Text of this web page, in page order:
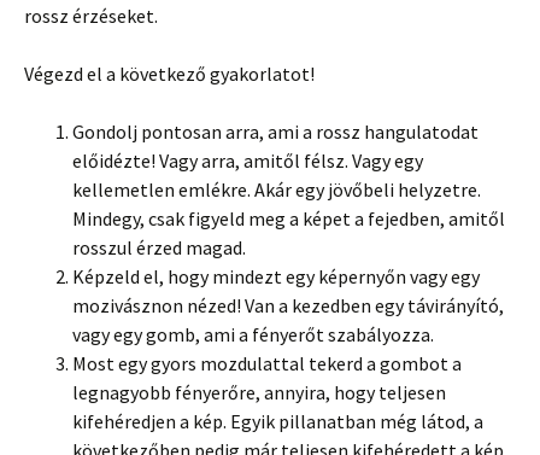
rossz érzéseket.
Végezd el a következő gyakorlatot!
Gondolj pontosan arra, ami a rossz hangulatodat
előidézte! Vagy arra, amitől félsz. Vagy egy
kellemetlen emlékre. Akár egy jövőbeli helyzetre.
Mindegy, csak figyeld meg a képet a fejedben, amitől
rosszul érzed magad.
Képzeld el, hogy mindezt egy képernyőn vagy egy
mozivásznon nézed! Van a kezedben egy távirányító,
vagy egy gomb, ami a fényerőt szabályozza.
Most egy gyors mozdulattal tekerd a gombot a
legnagyobb fényerőre, annyira, hogy teljesen
kifehéredjen a kép. Egyik pillanatban még látod, a
következőben pedig már teljesen kifehéredett a kép.